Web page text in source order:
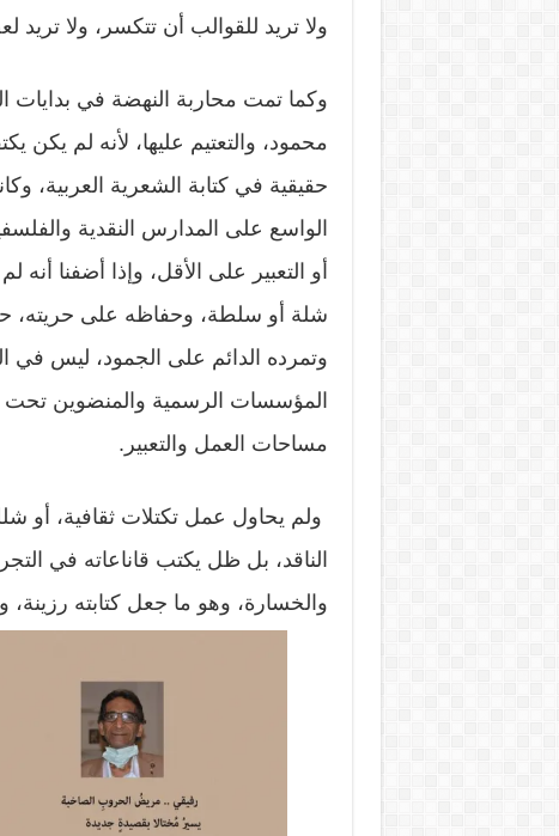
ولا تريد للقوالب أن تتكسر، ولا تريد
وكما تمت محاربة النهضة في بدايات
محمود، والتعتيم عليها، لأنه لم يكن
حقيقية في كتابة الشعرية العربية،
الواسع على المدارس النقدية
أو التعبير على الأقل، وإذا أضفنا
شلة أو سلطة، وحفاظه على حريته،
وتمرده الدائم على الجمود، ليس
المؤسسات الرسمية والمنضوين تحت
مساحات العمل والتعبير.
ولم يحاول عمل تكتلات ثقافية، أو
الناقد، بل ظل يكتب قاناعاته في
والخسارة، وهو ما جعل كتابته رزينة،